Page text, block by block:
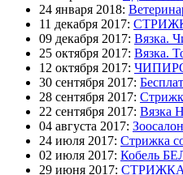
24 января 2018:
11 декабря 2017:
09 декабря 2017: Вязка.
25 октября 2017: Вязка.
12 октября 2017:
30 сентября 2017:
28 сентября 2017:
22 сентября 2017: Вязка
04 августа 2017:
24 июля 2017: Стрижка
02 июля 2017: Кобель
29 июня 2017: